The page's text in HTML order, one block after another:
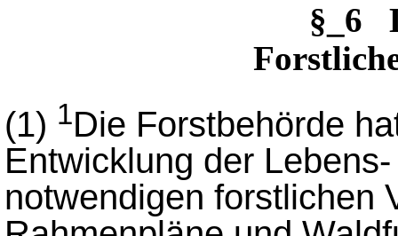
§_6
(1) 1Die Forstbehörde
Entwicklung der
notwendigen forstlichen